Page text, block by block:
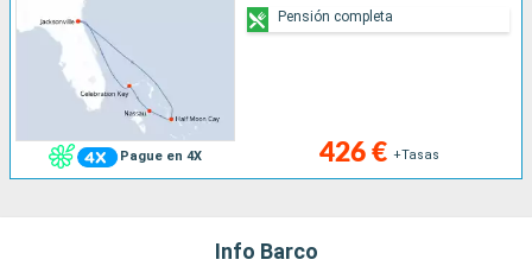
Pague en 4X 426 € +Tasas
Pensión completa
Info Barco